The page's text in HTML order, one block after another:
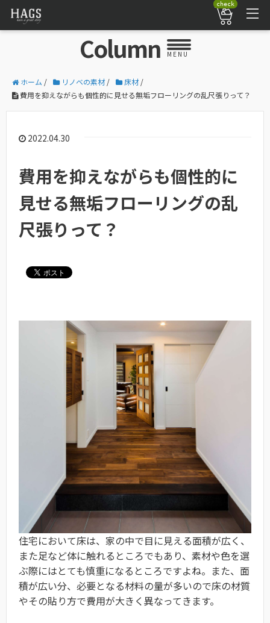
check
Column MENU
ホーム / リノベの素材/ 床材/
費用を抑えながらも個性的に見せる無垢フローリングの乱尺張りって？
2022.04.30
費用を抑えながらも個性的に
見せる無垢フローリングの乱
尺張りって？
住宅において床は、家の中で目に見える面積が広く、
また足など体に触れるところでもあり、素材や色を選
ぶ際にはとても慎重になるところですよね。また、面
積が広い分、必要となる材料の量が多いので床の材質
やその貼り方で費用が大きく異なってきます。